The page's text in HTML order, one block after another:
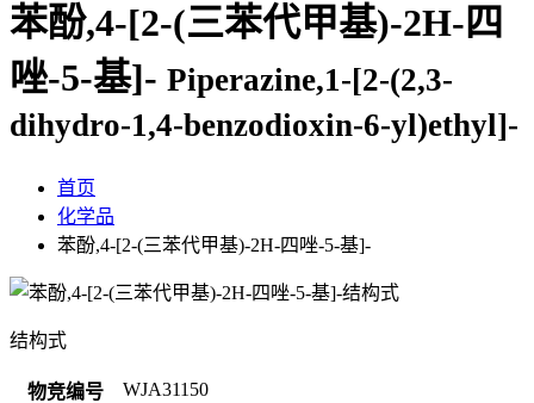
苯酚,4-[2-(三苯代甲基)-2H-四
唑-5-基]- Piperazine,1-[2-(2,3-
dihydro-1,4-benzodioxin-6-yl)ethyl]-
首页
化学品
苯酚,4-[2-(三苯代甲基)-2H-四唑-5-基]-
结构式
物竞编号
WJA31150